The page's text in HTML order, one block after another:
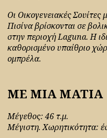
Οι Οικογενειακές
Πισίνα βρίσκονται σε
στην περιοχή Laguna. Η
καθορισμένο υπαίθριο
ομπρέλα.
ΜΕ ΜΙΑ ΜΑΤΙΑ
Μέγεθος: 46 τ.μ.
Μέγιστη. Χωρητικότητα: